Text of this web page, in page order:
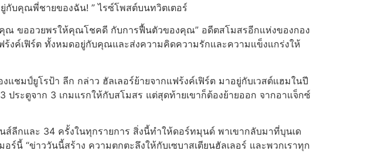
กับคุณพี่ชายของฉัน! ” ไรซ์โพสต์บนทวิตเตอร์
คุณ ขออวยพรให้คุณโชคดี กับการฟื้นตัวของคุณ” อดีตสโมสรอีกแห่งของกอง
งค์เฟิร์ต ทั้งหมดอยู่กับคุณและส่งความคิดความรักและความแข็งแกร่งให้
แชมป์ยูโรป้า ลีก กล่าว ฮัลเลอร์ย้ายจากแฟร้งค์เฟิร์ต มาอยู่กับเวสต์แฮมในปี
ระตูจาก 3 เกมแรกให้กับสโมสร แต่สุดท้ายเขาก็ต้องย้ายออก จากอาแจ็กซ์
ส์ลีกและ 34 ครั้งในทุกรายการ สิ่งนี้ทําให้ดอร์ทมุนด์ พาเขากลับมาที่บุนเด
นี้ “ข่าววันนี้สร้าง ความตกตะลึงให้กับเซบาสเตียนฮัลเลอร์ และพวกเราทุก